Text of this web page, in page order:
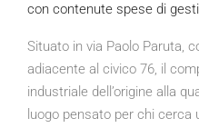
con contenute spese di
Situato in via Paolo Paruta,
adiacente al civico 76, il
industriale dell’origine alla
luogo pensato per chi